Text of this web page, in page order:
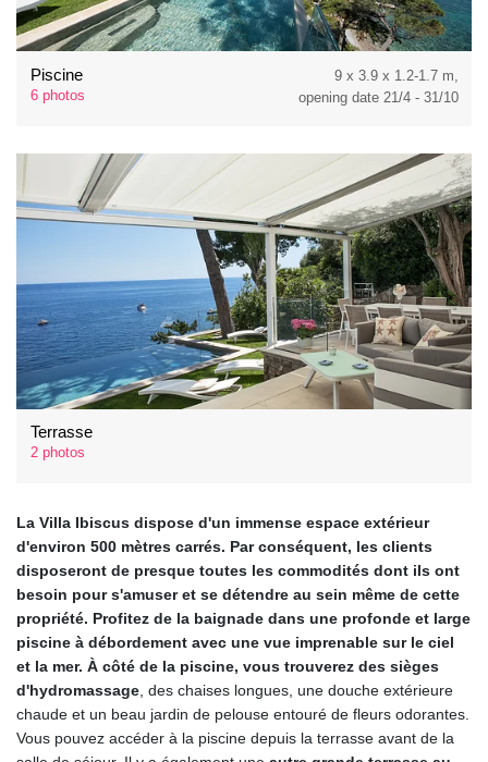
Piscine
6 photos
9 x 3.9 x 1.2-1.7 m,
opening date 21/4 - 31/10
Terrasse
2 photos
La Villa Ibiscus dispose d'un immense espace extérieur
d'environ 500 mètres carrés. Par conséquent, les clients
disposeront de presque toutes les commodités dont ils ont
besoin pour s'amuser et se détendre au sein même de cette
propriété. Profitez de la baignade dans une profonde et large
piscine à débordement avec une vue imprenable sur le ciel
et la mer. À côté de la piscine, vous trouverez des sièges
d'hydromassage , des chaises longues, une douche extérieure
chaude et un beau jardin de pelouse entouré de fleurs odorantes.
Vous pouvez accéder à la piscine depuis la terrasse avant de la